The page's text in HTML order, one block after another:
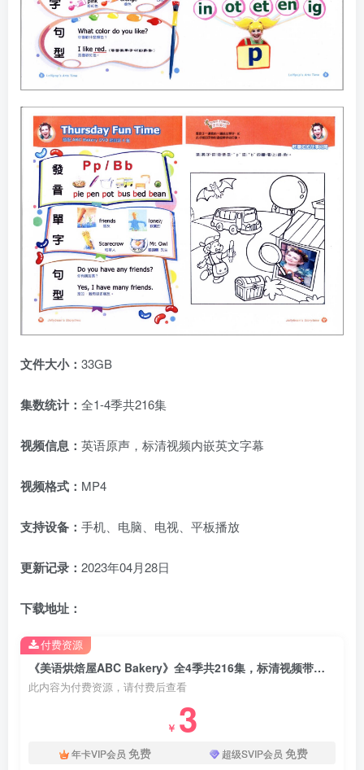
文件大小： 33GB
集数统计： 全1-4季共216集
视频信息： 英语原声，标清视频内嵌英文字幕
视频格式： MP4
支持设备： 手机、电脑、电视、平板播放
更新记录： 2023年04月28日
下载地址：
《美语烘焙屋ABC Bakery》全4季共216集，标清视频带英文字幕，带配套PDF绘本，百度云网盘下载！
此内容为付费资源，请付费后查看
￥ 3
年卡VIP会员 免费 超级SVIP会员 免费
付费资源